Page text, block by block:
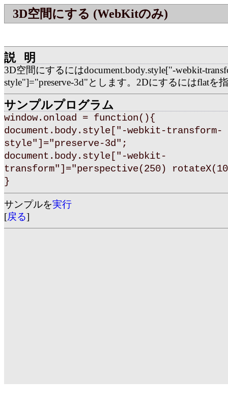
3D空間にする (WebKitのみ)
説明
3D空間にするにはdocument.body.style["-webkit-
style"]="preserve-3d"とします。2Dにするにはflatを
サンプルプログラム
window.onload = function(){
document.body.style["-webkit-transform-
style"]="preserve-3d";
document.body.style["-webkit-
transform"]="perspective(250)
}
サンプルを実行
[戻る]